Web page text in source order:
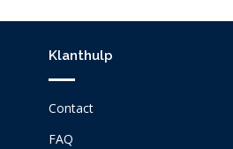
Klanthulp
Contact
FAQ